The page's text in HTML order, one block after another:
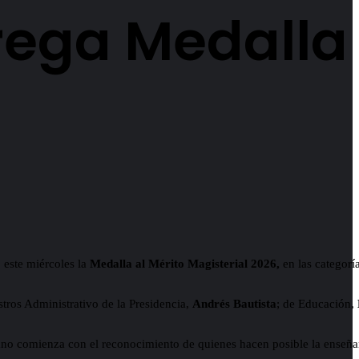
este miércoles la Medalla al Mérito Magisterial 2026, en las
Administrativo de la Presidencia, Andrés Bautista; de Educación,
comienza con el reconocimiento de quienes hacen posible la